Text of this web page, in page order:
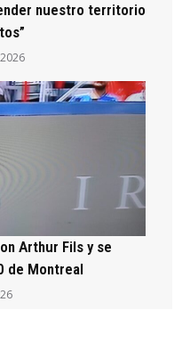
nuestro territorio
Arthur Fils y se
de Montreal